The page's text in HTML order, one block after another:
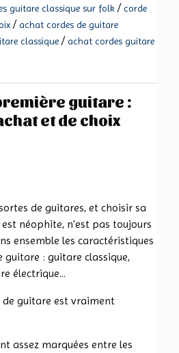
guitare classique sur folk /corde
/achat cordes de guitare
classique /achat cordes guitare
guitare :
et de choix
de guitares, et choisir sa
néophite, n'est pas toujours
ensemble les caractéristiques
guitare : guitare classique,
électrique...
de guitare est vraiment
assez marquées entre les